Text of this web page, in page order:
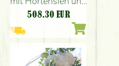
Rosen (weiß) – das
war das Tor des
Restaurants
508.30 EUR